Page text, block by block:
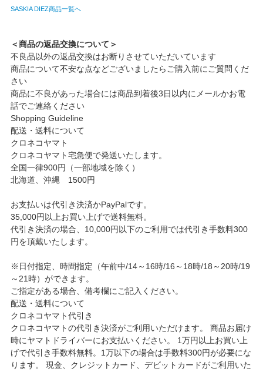
SASKIA DIEZ商品一覧へ
＜商品の返品交換について＞
不良品以外の返品交換はお断りさせていただいています
商品について不安な点などございましたらご購入前にご質問くだ
さい
商品に不良があった場合には商品到着後3日以内にメールかお電
話でご連絡ください
Shopping Guideline
配送・送料について
クロネコヤマト
クロネコヤマト宅急便で発送いたします。
全国一律900円（一部地域を除く）
北海道、沖縄 1500円
お支払いは代引き決済かPayPalです。
35,000円以上お買い上げで送料無料。
代引き決済の場合、10,000円以下のご利用では代引き手数料300
円を頂戴いたします。
※日付指定、時間指定（午前中/14～16時/16～18時/18～20時/19
～21時）ができます。
ご指定がある場合、備考欄にご記入ください。
配送・送料について
クロネコヤマト代引き
クロネコヤマトの代引き決済がご利用いただけます。 商品お届け
時にヤマトドライバーにお支払いください。 1万円以上お買い上
げで代引き手数料無料。1万以下の場合は手数料300円が必要にな
ります。 現金、クレジットカード、デビットカードがご利用いた